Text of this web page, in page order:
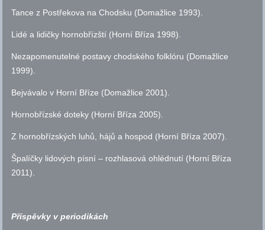
Tance z Postřekova na Chodsku (Domažlice 1993).
Lidé a lidičky hornobřízští (Horní Bříza 1998).
Nezapomenutelné postavy chodského folklóru (Domažlice
1999).
Bejvávalo v Horní Bříze (Domažlice 2001).
Hornobřízské doteky (Horní Bříza 2005).
Z hornobřízských luhů, hájů a hospod (Horní Bříza 2007).
Špalíčky lidových písní – rozhlasová ohlédnutí (Horní Bříza
2011).
Příspěvky v periodikách